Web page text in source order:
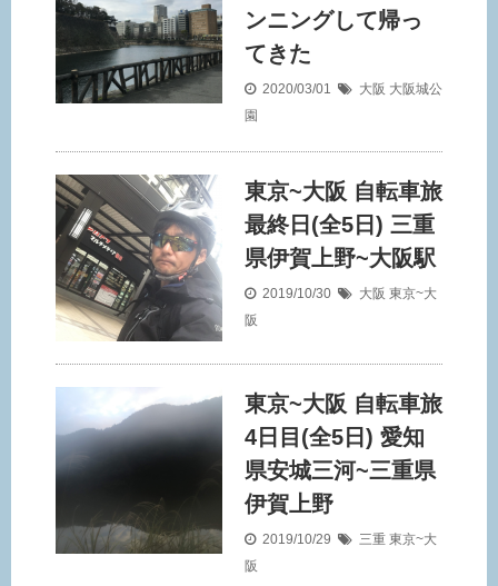
ンニングして帰っ
てきた
2020/03/01 大阪 大阪城公
園
東京~大阪 自転車旅
最終日(全5日) 三重
県伊賀上野~大阪駅
2019/10/30 大阪 東京~大
阪
東京~大阪 自転車旅
4日目(全5日) 愛知
県安城三河~三重県
伊賀上野
2019/10/29 三重 東京~大
阪